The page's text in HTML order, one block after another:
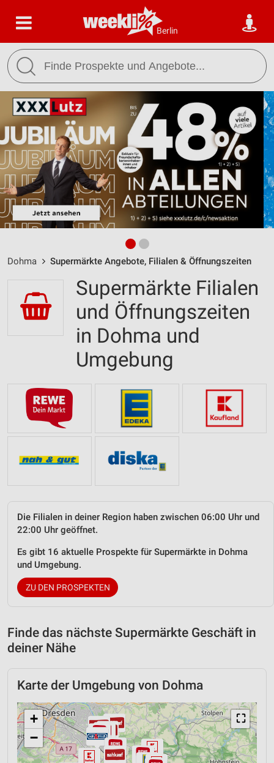
Berlin
Dohma Supermärkte Angebote, Filialen & Öffnungszeiten
Supermärkte Filialen
und Öffnungszeiten
in Dohma und
Umgebung
Die Filialen in deiner Region haben zwischen 06:00 Uhr und
22:00 Uhr geöffnet.
Es gibt 16 aktuelle Prospekte für Supermärkte in Dohma
und Umgebung.
ZU DEN PROSPEKTEN
Finde das nächste Supermärkte Geschäft in
deiner Nähe
Karte der Umgebung von Dohma
⛶
+
−